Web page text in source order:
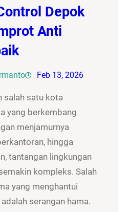
Depok
Anti
Feb 13, 2026
salah satu kota
yang berkembang
menjamurnya
hingga
tantangan lingkungan
kompleks. Salah
yang menghantui
serangan hama.